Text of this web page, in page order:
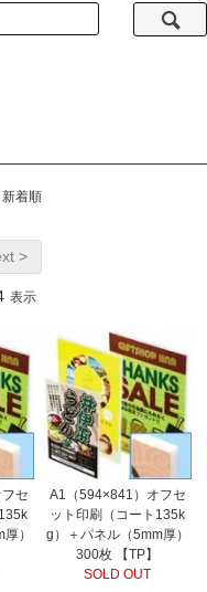
新着順
>
表示
セ
）
A1（594×841）オフセ
ット印刷（コート135k
g）＋パネル（5mm厚）
300枚 【TP】
SOLD OUT